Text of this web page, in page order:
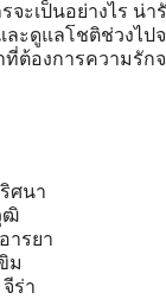
ะเป็นอย่างไร น่า
ละดูแลโชติช่วงไ
ต้องการความรัก
ศนา
ฒิ
ารยา
ม
ร่า